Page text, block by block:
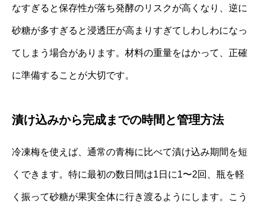
なすぎると保存性が落ち発酵のリスクが高くなり、逆に
砂糖が多すぎると浸透圧が高まりすぎてしわしわになっ
てしまう場合があります。材料の重量をはかって、正確
に準備することが大切です。
漬け込みから完成までの時間と管理方法
冷凍梅を使えば、通常の青梅に比べて漬け込み期間を短
くできます。特に最初の数日間は1日に1〜2回、瓶を軽
く振って砂糖が果実全体に行き渡るようにします。こう